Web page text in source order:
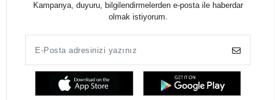
Kampanya, duyuru, bilgilendirmelerden e-posta ile haberdar
olmak istiyorum.